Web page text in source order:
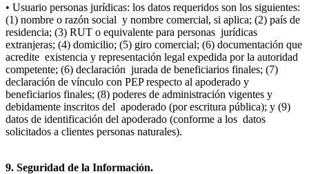
• Usuario personas jurídicas: los datos requeridos son los siguientes:
(1) nombre o razón social y nombre comercial, si aplica; (2) país de
residencia; (3) RUT o equivalente para personas jurídicas
extranjeras; (4) domicilio; (5) giro comercial; (6) documentación que
acredite existencia y representación legal expedida por la autoridad
competente; (6) declaración jurada de beneficiarios finales; (7)
declaración de vínculo con PEP respecto al apoderado y
beneficiarios finales; (8) poderes de administración vigentes y
debidamente inscritos del apoderado (por escritura pública); y (9)
datos de identificación del apoderado (conforme a los datos
solicitados a clientes personas naturales).
9. Seguridad de la Información.